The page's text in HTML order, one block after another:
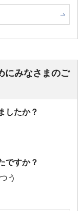
にみなさまのご
したか？
ですか？
う